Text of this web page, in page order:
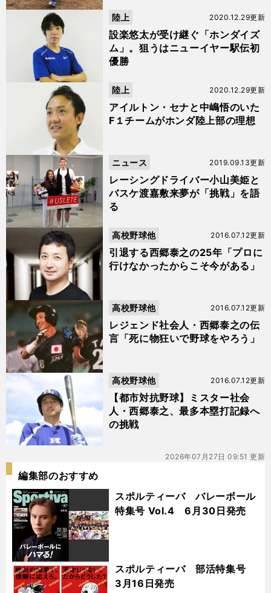
設楽悠太が受け継ぐ「ホンダイズ
ム」。狙うはニューイヤー駅伝初
優勝
2020.12.29更新
陸上
アイルトン・セナと中嶋悟のいた
F１チームがホンダ陸上部の理想
2020.12.29更新
陸上
レーシングドライバー小山美姫と
バスケ渡嘉敷来夢が「挑戦」を語
る
2019.09.13更新
ニュース
引退する西郷泰之の25年「プロに
行けなかったからこそ今がある」
2016.07.12更新
高校野球他
レジェンド社会人・西郷泰之の伝
言「死に物狂いで野球をやろう」
2016.07.12更新
高校野球他
【都市対抗野球】ミスター社会
人・西郷泰之、最多本塁打記録へ
の挑戦
2016.07.12更新
高校野球他
2026年07月27日 09:51 更新
編集部のおすすめ
スポルティーバ バレーボール
特集号 Vol.4 6月30日発売
スポルティーバ 部活特集号
3月16日発売